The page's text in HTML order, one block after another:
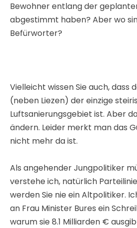
Bewohner entlang der
abgestimmt haben? Aber wo
Befürworter?
Vielleicht wissen Sie auch, dass
(neben Liezen) der einzige
Luftsanierungsgebiet ist. Aber
ändern. Leider merkt man das
nicht mehr da ist.
Als angehender Jungpolitiker
verstehe ich, natürlich
werden Sie nie ein Altpolitiker.
an Frau Minister Bures ein
warum sie 8.1 Milliarden €